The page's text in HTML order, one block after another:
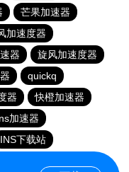
芒果加速器
加速度器
器
旋风加速度器
quickq
器
快橙加速器
加速器
INS下载站